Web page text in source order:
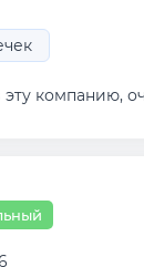
компанию,